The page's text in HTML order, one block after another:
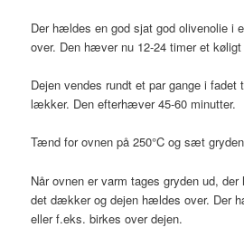
Der hældes en god sjat god olivenolie i
over. Den hæver nu 12-24 timer et
Dejen vendes rundt et par gange i fadet
lækker. Den efterhæver 45-60 minutter.
Tænd for ovnen på 250°C og sæt
Når ovnen er varm tages gryden ud,
det dækker og dejen hældes over. Der
eller f.eks. birkes over dejen.